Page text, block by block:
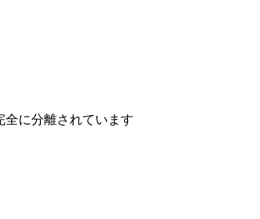
全に分離されています